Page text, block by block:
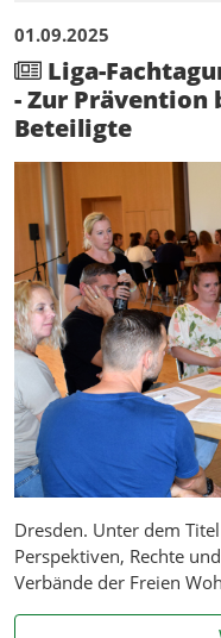
01.09.2025
Liga-
- Zur Prävention
Beteiligte
Dresden. Unter dem
Perspektiven, Rechte
Verbände der Freien